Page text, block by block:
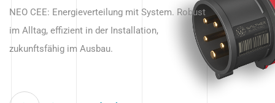
beginnt hier.
NEO CEE: Energieverteilung mit System. Robust
im Alltag, effizient in der Installation,
zukunftsfähig im Ausbau.
Anwendungen – robust, IP-geschützt und
zukunftsfähig.